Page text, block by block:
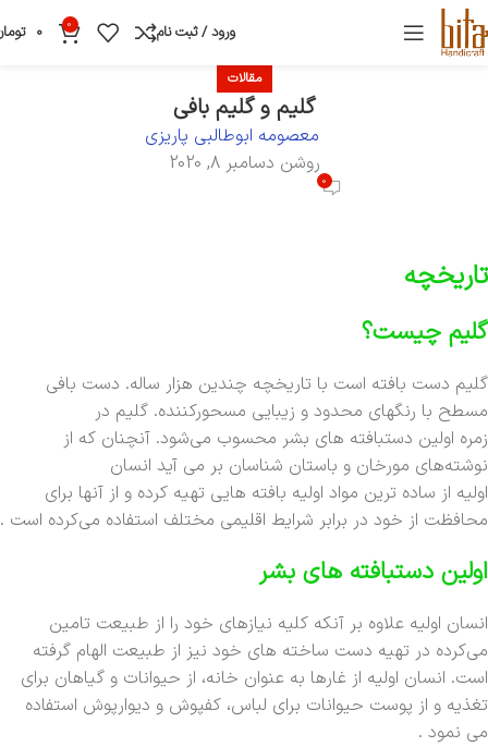
ورود / ثبت نام 0
0
مقالات
گلیم و گلیم بافی
معصومه ابوطالبی پاریزی
روشن دسامبر 8, 2020
0
تاریخچه
گلیم چیست؟
گلیم دست بافته است با تاریخچه چندین هزار ساله. دست بافی
مسطح با رنگهای محدود و زیبایی مسحورکننده. گلیم در
زمره اولین دستبافته های بشر محسوب می‌شود. آنچنان که از
نوشته‌های مورخان و باستان شناسان بر می آید انسان
اولیه از ساده ترین مواد اولیه بافته هایی تهیه کرده و از آنها برای
محافظت از خود در برابر شرایط اقلیمی مختلف استفاده می‌کرده است .
اولین دستبافته های بشر
انسان اولیه علاوه بر آنکه کلیه نیازهای خود را از طبیعت تامین
می‌کرده در تهیه دست ساخته های خود نیز از طبیعت الهام گرفته
است. انسان اولیه از غارها به عنوان خانه، از حیوانات و گیاهان برای
تغذیه و از پوست حیوانات برای لباس، کفپوش و دیوارپوش استفاده
می نمود .